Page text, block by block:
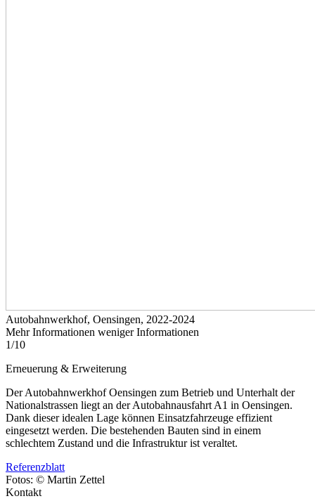
Autobahnwerkhof, Oensingen, 2022-2024
Mehr Informationen weniger Informationen
1/10
Erneuerung & Erweiterung
Der Autobahnwerkhof Oensingen zum Betrieb und Unterhalt der
Nationalstrassen liegt an der Autobahnausfahrt A1 in Oensingen.
Dank dieser idealen Lage können Einsatzfahrzeuge effizient
eingesetzt werden. Die bestehenden Bauten sind in einem
schlechtem Zustand und die Infrastruktur ist veraltet.
Referenzblatt
Fotos: © Martin Zettel
Kontakt